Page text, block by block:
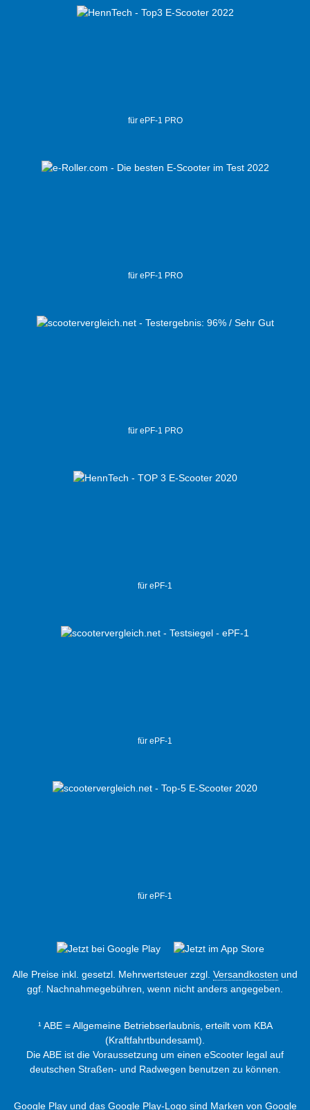
für ePF-1 PRO
für ePF-1 PRO
für ePF-1 PRO
für ePF-1
für ePF-1
für ePF-1
Alle Preise inkl. gesetzl. Mehrwertsteuer zzgl. Versandkosten und
ggf. Nachnahmegebühren, wenn nicht anders angegeben.
¹ ABE = Allgemeine Betriebserlaubnis, erteilt vom KBA
(Kraftfahrtbundesamt).
Die ABE ist die Voraussetzung um einen eScooter legal auf
deutschen Straßen- und Radwegen benutzen zu können.
Google Play und das Google Play-Logo sind Marken von Google